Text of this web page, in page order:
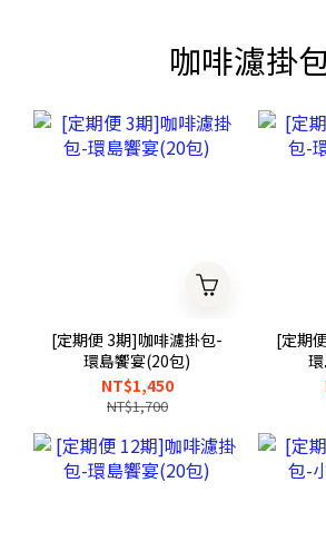
咖啡濾掛
[定期便 3期]咖啡濾掛包-
環島饗宴(20包)
NT$1,450
NT$1,700
[定期